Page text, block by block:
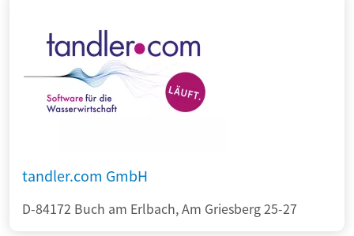
tandler.com GmbH
D-84172 Buch am Erlbach, Am Griesberg 25-27